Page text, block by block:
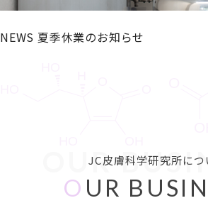
NEWS 夏季休業のお知らせ
JC皮膚科学研究所につ
OUR
O UR